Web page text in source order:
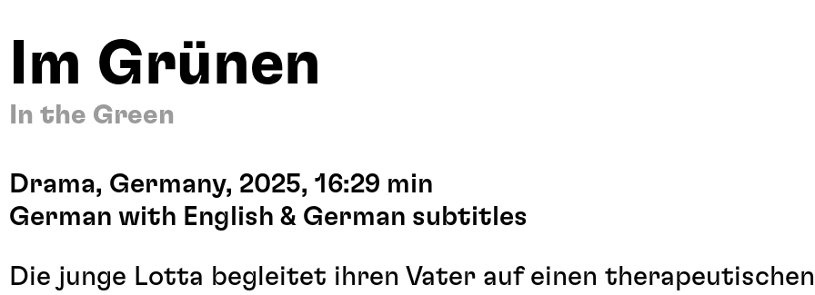
Im Grünen
In the Green
Drama, Germany, 2025, 16:29 min
German with English & German subtitles
Die junge Lotta begleitet ihren Vater auf einen therapeutischen